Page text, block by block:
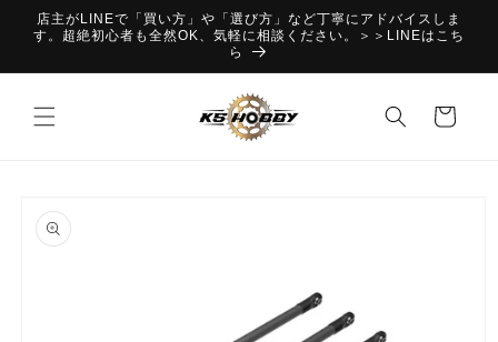
ンツに
進む
店主がLINEで「買い方」や「選び方」など丁寧にアドバイスしま
す。超絶初心者も全然OK、気軽に相談ください。＞＞LINEはこち
ら
ー
報にス
キップ